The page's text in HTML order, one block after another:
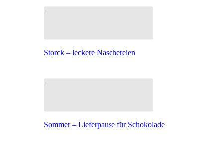
Storck – leckere Naschereien
Sommer – Lieferpause für Schokolade